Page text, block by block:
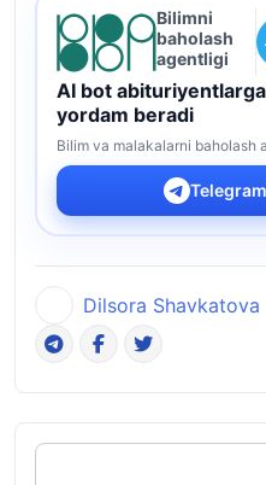
Bilimni
baholash
agentligi
AI bot
yordam beradi
Bilim va malakalarni baholash
Dilsora Shavkatova